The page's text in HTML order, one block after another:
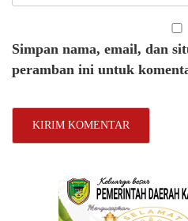
Simpan nama, email, dan
peramban ini untuk